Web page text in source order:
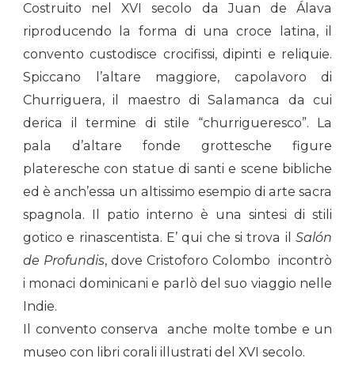
Costruito nel XVI secolo da Juan de Álava
riproducendo la forma di una croce latina, il
convento custodisce crocifissi, dipinti e reliquie.
Spiccano l’altare maggiore, capolavoro di
Churriguera, il maestro di Salamanca da cui
derica il termine di stile “churrigueresco”. La
pala d’altare fonde grottesche figure
plateresche con statue di santi e scene bibliche
ed è anch’essa un altissimo esempio di arte sacra
spagnola. Il patio interno è una sintesi di stili
gotico e rinascentista. E’ qui che si trova il Salón
de Profundis, dove Cristoforo Colombo incontrò
i monaci dominicani e parlò del suo viaggio nelle
Indie.
Il convento conserva anche molte tombe e un
museo con libri corali illustrati del XVI secolo.